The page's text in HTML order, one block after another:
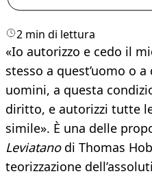
2 min di lettura
«Io autorizzo e cedo il
stesso a quest’uomo o
uomini, a questa
diritto, e autorizzi tutte
simile». È una delle
Leviatanodi Thomas
teorizzazione